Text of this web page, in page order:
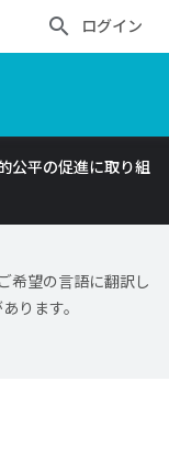
ログイン
公平の促進に取り組
希望の言語に翻訳し
ります。